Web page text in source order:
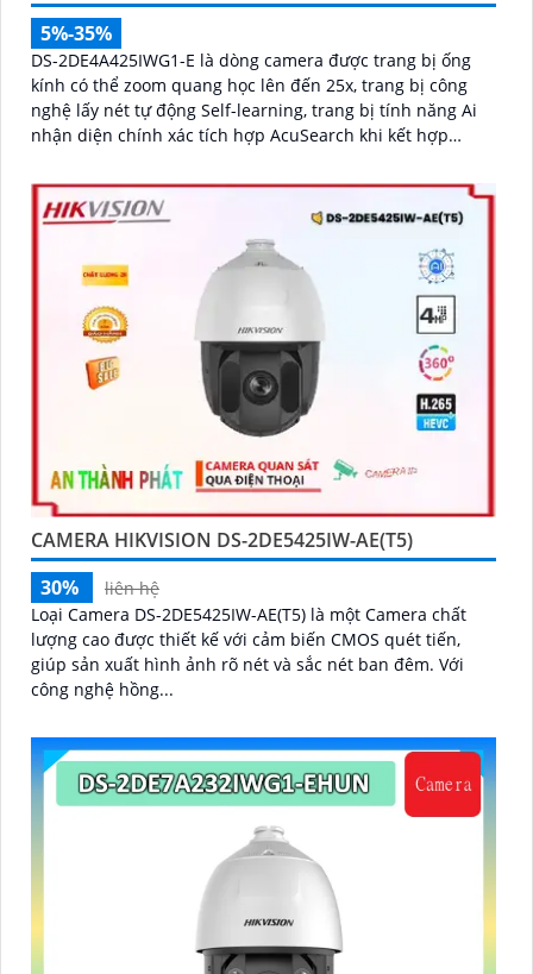
5%-35%
DS-2DE4A425IWG1-E là dòng camera được trang bị ống
kính có thể zoom quang học lên đến 25x, trang bị công
nghệ lấy nét tự động Self-learning, trang bị tính năng Ai
nhận diện chính xác tích hợp AcuSearch khi kết hợp
50m
CAMERA HIKVISION DS-2DE5425IW-AE(T5)
30%
liên hệ
Loại Camera DS-2DE5425IW-AE(T5) là một Camera chất
lượng cao được thiết kế với cảm biến CMOS quét tiến,
giúp sản xuất hình ảnh rõ nét và sắc nét ban đêm. Với
công nghệ hồng...